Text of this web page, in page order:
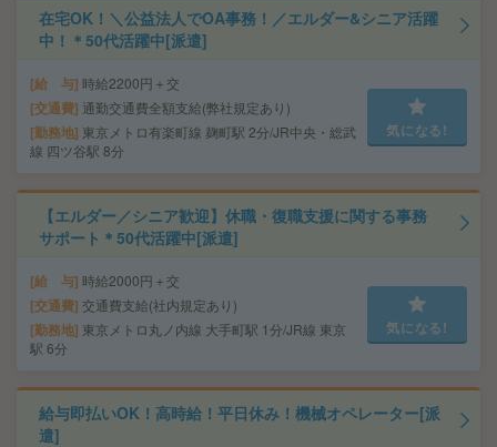
在宅OK！＼公益法人でOA事務！／エルダー&シニア活躍
中！＊50代活躍中[派遣]
給 与 時給2200円＋交
交通費 通勤交通費全額支給(弊社規定あり)
勤務地 東京メトロ有楽町線 麹町駅 2分/JR中央・総武
線 四ツ谷駅 8分
気になる!
【エルダー／シニア歓迎】休職・復職支援に関する事務
サポート＊50代活躍中[派遣]
給 与 時給2000円＋交
交通費 交通費支給(社内規定あり)
勤務地 東京メトロ丸ノ内線 大手町駅 1分/JR線 東京
駅 6分
気になる!
給与即払いOK！高時給！平日休み！機械オペレーター[派
遣]